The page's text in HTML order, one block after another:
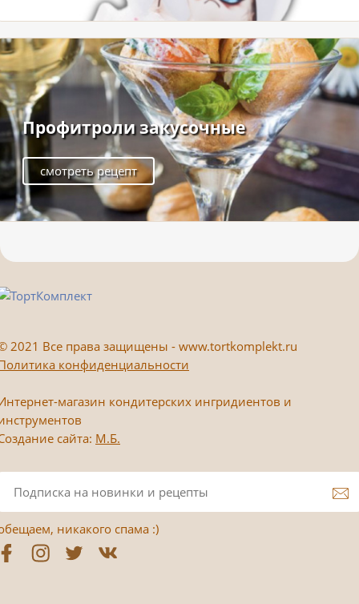
Профитроли закусочные
смотреть рецепт
2021 Все права защищены - www.tortkomplekt.ru
конфиденциальности
магазин кондитерских ингридиентов и
сайта: М.Б.
никакого спама :)